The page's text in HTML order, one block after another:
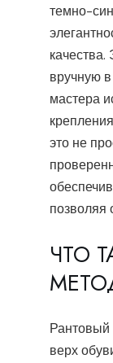
темно-
вручную
мастера
это не
позволяя
ЧТО
Рантовый
верх